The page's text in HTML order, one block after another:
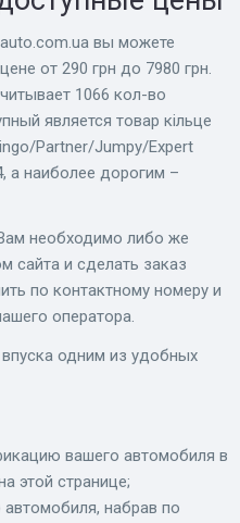
вы можете
от 290 грн до 7980 грн.
1066 кол-во
является товар кільце
Partner/Jumpy/Expert
а наиболее дорогим –
необходимо либо же
сайта и сделать заказ
по контактному номеру и
оператора.
одним из удобных
вашего автомобиля в
этой странице;
набрав по